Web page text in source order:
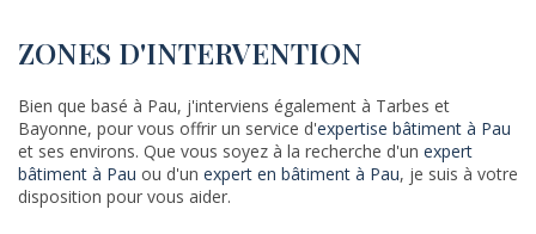
ZONES D'INTERVENTION
Bien que basé à Pau, j'interviens également à Tarbes et
Bayonne, pour vous offrir un service d'expertise bâtiment à Pau
et ses environs. Que vous soyez à la recherche d'un expert
bâtiment à Pau ou d'un expert en bâtiment à Pau, je suis à votre
disposition pour vous aider.